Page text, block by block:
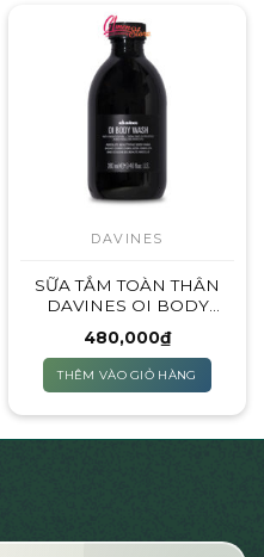
DAVINES
SỮA TẮM TOÀN THÂN
DAVINES OI BODY
480,000₫
THÊM VÀO GIỎ HÀNG